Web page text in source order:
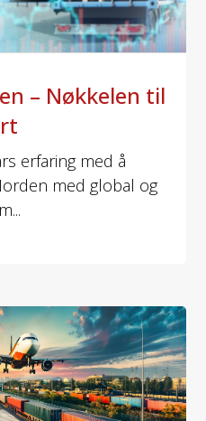
– Nøkkelen til
erfaring med å
med global og